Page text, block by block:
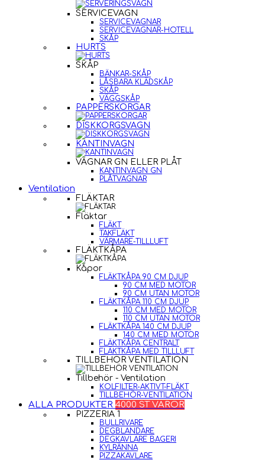
SERVICEVAGN
SERVICEVAGNAR
SERVICEVAGNAR-HOTELL
SKÅP
HURTS
SKÅP
BÄNKAR-SKÅP
LÅSBARA KLÄDSKÅP
SKÅP
VÄGGSKÅP
PAPPERSKORGAR
DISKKORGSVAGN
KANTINVAGN
VAGNAR GN ELLER PLÅT
KANTINVAGN GN
PLÅTVAGNAR
Ventilation
FLÄKTAR
Fläktar
FLÄKT
TAKFLÄKT
VÄRMARE-TILLLUFT
FLÄKTKÅPA
Kåpor
FLÄKTKÅPA 90 CM DJUP
90 CM MED MOTOR
90 CM UTAN MOTOR
FLÄKTKÅPA 110 CM DJUP
110 CM MED MOTOR
110 CM UTAN MOTOR
FLÄKTKÅPA 140 CM DJUP
140 CM MED MOTOR
FLÄKTKÅPA CENTRALT
FLÄKTKÅPA MED TILLLUFT
TILLBEHÖR VENTILATION
Tillbehör - Ventilation
KOLFILTER-AKTIVT-FLÄKT
TILLBEHÖR-VENTILATION
ALLA PRODUKTER 4000 ST VAROR
PIZZERIA 1
BULLRIVARE
DEGBLANDARE
DEGKAVLARE BAGERI
KYLRÄNNA
PIZZAKAVLARE